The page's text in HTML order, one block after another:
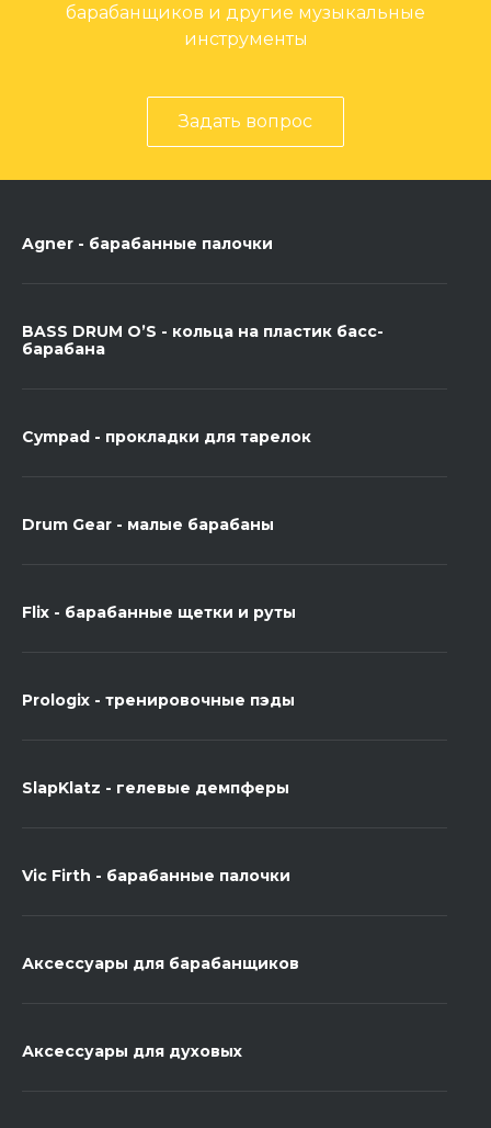
барабанщиков и другие музыкальные
инструменты
Задать вопрос
Agner - барабанные палочки
BASS DRUM O’S - кольца на пластик басс-
барабана
Cympad - прокладки для тарелок
Drum Gear - малые барабаны
Flix - барабанные щетки и руты
Prologix - тренировочные пэды
SlapKlatz - гелевые демпферы
Vic Firth - барабанные палочки
Аксессуары для барабанщиков
Аксессуары для духовых